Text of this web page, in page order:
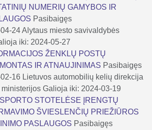
NUMERIŲ GAMYBOS IR
Pasibaigęs
24Alytaus miesto savivaldybės
iki: 2024-05-27
ŽENKLŲ POSTŲ
IR ATNAUJINIMAS Pasibaigęs
16 Lietuvos automobilių kelių direkcija
Galioja iki: 2024-03-19
STOTELĖSE ĮRENGTŲ
ŠVIESLENČIŲ PRIEŽIŪROS
PASLAUGOS Pasibaigęs